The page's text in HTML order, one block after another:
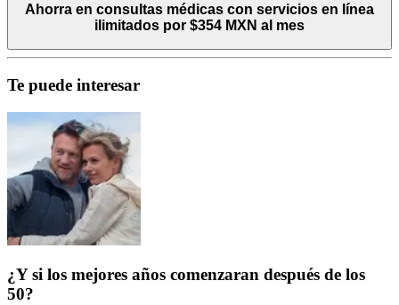
Ahorra en consultas médicas con servicios en línea
ilimitados por $354 MXN al mes
Te puede interesar
¿Y si los mejores años comenzaran después de los
50?